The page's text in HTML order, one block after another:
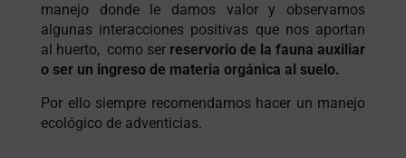
manejo donde le damos valor y observamos
algunas interacciones positivas que nos aportan
al huerto, como ser reservorio de la fauna auxiliar
o ser un ingreso de materia orgánica al suelo.
Por ello siempre recomendamos hacer un manejo
ecológico de adventicias.